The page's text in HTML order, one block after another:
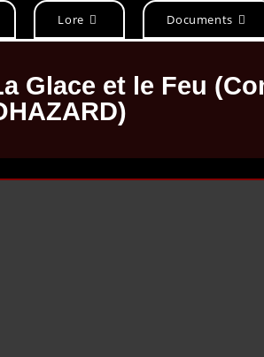
Lore Documents
Glace et le Feu